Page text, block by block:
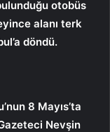
otobüs
alanı terk
döndü.
8 Mayıs’ta
Nevşin